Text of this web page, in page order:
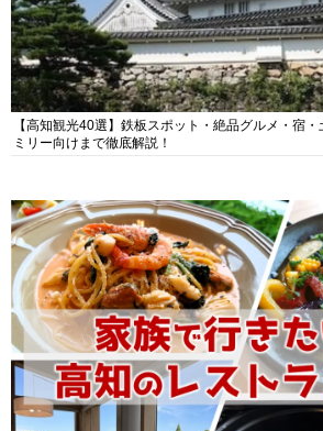
【高知観光40選】鉄板スポット・絶品グルメ・宿
ミリー向けまで徹底解説！